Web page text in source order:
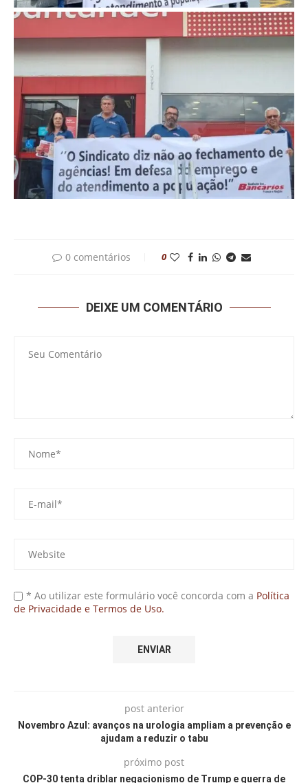
0 comentários 0
DEIXE UM COMENTÁRIO
* Ao utilizar este formulário você concorda com a Política
de Privacidade e Termos de Uso.
post anterior
Novembro Azul: avanços na urologia ampliam a prevenção e
ajudam a reduzir o tabu
próximo post
COP-30 tenta driblar negacionismo de Trump e guerra de